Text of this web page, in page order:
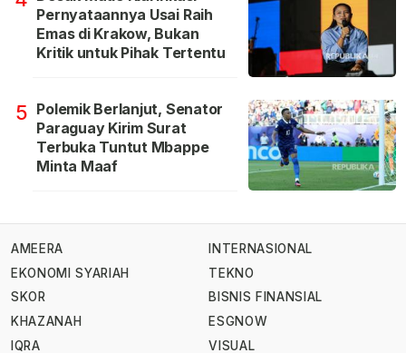
Pernyataannya Usai Raih
Emas di Krakow, Bukan
Kritik untuk Pihak Tertentu
5 Polemik Berlanjut, Senator
Paraguay Kirim Surat
Terbuka Tuntut Mbappe
Minta Maaf
AMEERA
EKONOMI SYARIAH
SKOR
KHAZANAH
IQRA
INTERNASIONAL
TEKNO
BISNIS FINANSIAL
ESGNOW
VISUAL